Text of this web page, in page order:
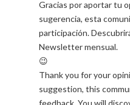
Gracias por aportar tu
sugerencia, esta
participación.
Newsletter mensual.
😉
Thank you for your
suggestion, this
feedback. You will